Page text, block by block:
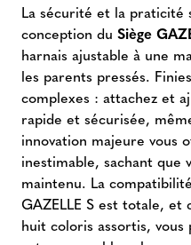
La sécurité et la
conception du Siège
harnais ajustable à une
les parents pressés.
complexes : attachez et
rapide et sécurisée,
innovation majeure vous
inestimable, sachant
maintenu. La
GAZELLE S est totale, et
huit coloris assortis,